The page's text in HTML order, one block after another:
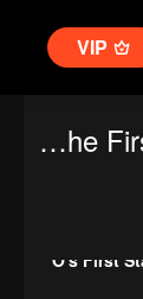
VIP
CHUANG ASIA S2: The First Public Performance
SHEN's
LYU's
O's First